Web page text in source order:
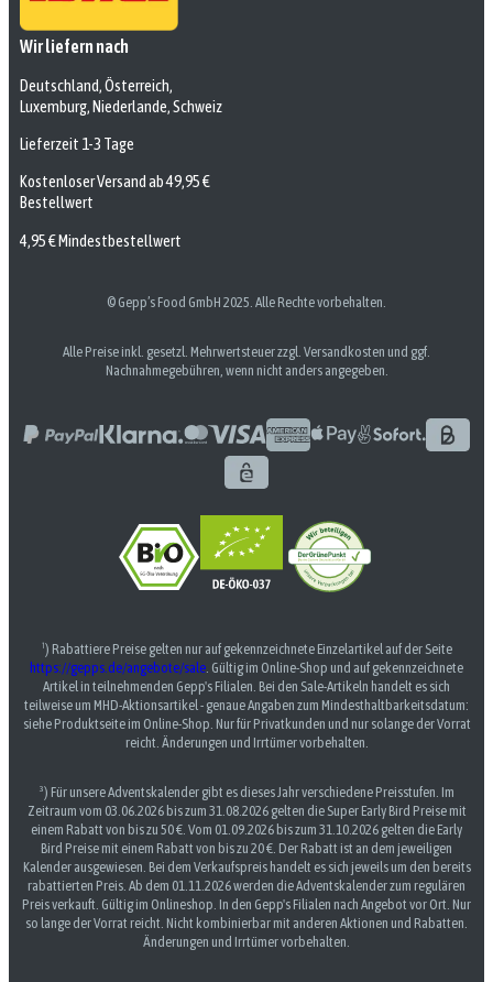
Wir liefern nach
Deutschland, Österreich,
Luxemburg, Niederlande, Schweiz
Lieferzeit 1-3 Tage
Kostenloser Versand ab 49,95 €
Bestellwert
4,95 € Mindestbestellwert
© Gepp’s Food GmbH 2025. Alle Rechte vorbehalten.
Alle Preise inkl. gesetzl. Mehrwertsteuer zzgl. Versandkosten und ggf.
Nachnahmegebühren, wenn nicht anders angegeben.
¹) Rabattiere Preise gelten nur auf gekennzeichnete Einzelartikel auf der Seite
https://gepps.de/angebote/sale. Gültig im Online-Shop und auf gekennzeichnete
Artikel in teilnehmenden Gepp's Filialen. Bei den Sale-Artikeln handelt es sich
teilweise um MHD-Aktionsartikel - genaue Angaben zum Mindesthaltbarkeitsdatum:
siehe Produktseite im Online-Shop. Nur für Privatkunden und nur solange der Vorrat
reicht. Änderungen und Irrtümer vorbehalten.
³) Für unsere Adventskalender gibt es dieses Jahr verschiedene Preisstufen. Im
Zeitraum vom 03.06.2026 bis zum 31.08.2026 gelten die Super Early Bird Preise mit
einem Rabatt von bis zu 50 €. Vom 01.09.2026 bis zum 31.10.2026 gelten die Early
Bird Preise mit einem Rabatt von bis zu 20 €. Der Rabatt ist an dem jeweiligen
Kalender ausgewiesen. Bei dem Verkaufspreis handelt es sich jeweils um den bereits
rabattierten Preis. Ab dem 01.11.2026 werden die Adventskalender zum regulären
Preis verkauft. Gültig im Onlineshop. In den Gepp's Filialen nach Angebot vor Ort. Nur
so lange der Vorrat reicht. Nicht kombinierbar mit anderen Aktionen und Rabatten.
Änderungen und Irrtümer vorbehalten.